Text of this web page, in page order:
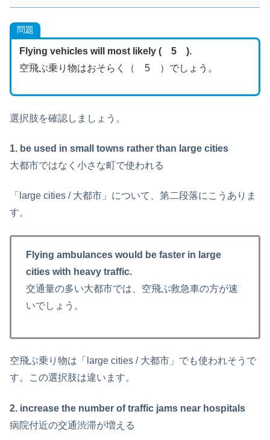
問題
Flying vehicles will most likely ( 5 ).
空飛ぶ乗り物はおそらく（ 5 ）でしょう。
選択肢を確認しましょう。
1. be used in small towns rather than large cities
大都市ではなく小さな町で使われる
「large cities / 大都市」について、第二段落にこうありま
す。
Flying ambulances would be faster in large
cities with heavy traffic.
交通量の多い大都市では、空飛ぶ救急車の方が速
いでしょう。
空飛ぶ乗り物は「large cities / 大都市」でも使われそうで
す。この選択肢は違います。
2. increase the number of traffic jams near hospitals
病院付近の交通渋滞が増える